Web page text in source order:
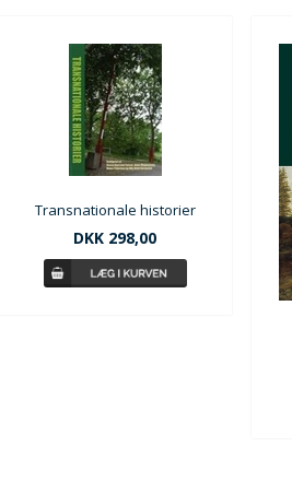
Transnationale historier
DKK 298,00